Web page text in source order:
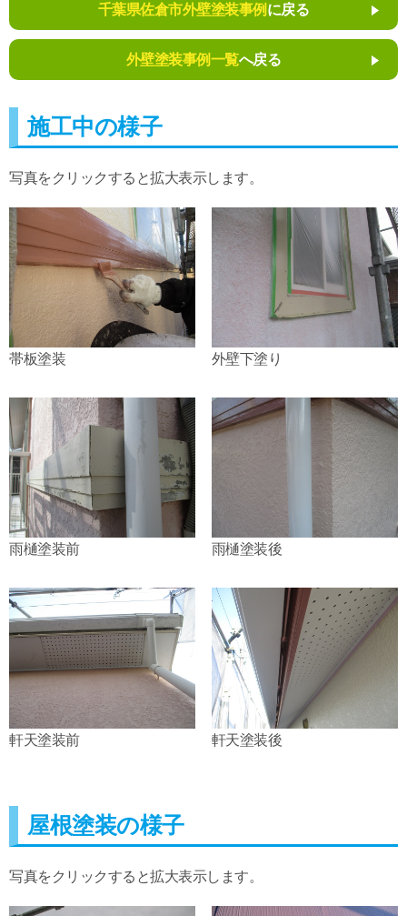
千葉県佐倉市外壁塗装事例 に戻る
外壁塗装事例一覧へ戻る
施工中の様子
写真をクリックすると拡大表示します。
帯板塗装 外壁下塗り
雨樋塗装前 雨樋塗装後
軒天塗装前 軒天塗装後
屋根塗装の様子
写真をクリックすると拡大表示します。